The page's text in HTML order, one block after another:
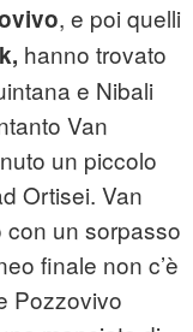
, e poi quelli
hanno trovato
e Nibali
Van
un piccolo
Ortisei. Van
con un sorpasso
finale non c’è
Pozzovivo